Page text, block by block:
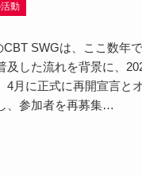
動
SWGは、ここ数年
及した流れを背景に、
4月に正式に再開宣言と
、参加者を再募集…